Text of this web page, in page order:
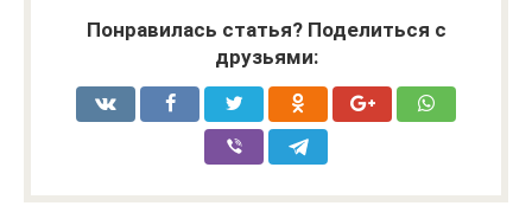
Понравилась статья? Поделиться с
друзьями: